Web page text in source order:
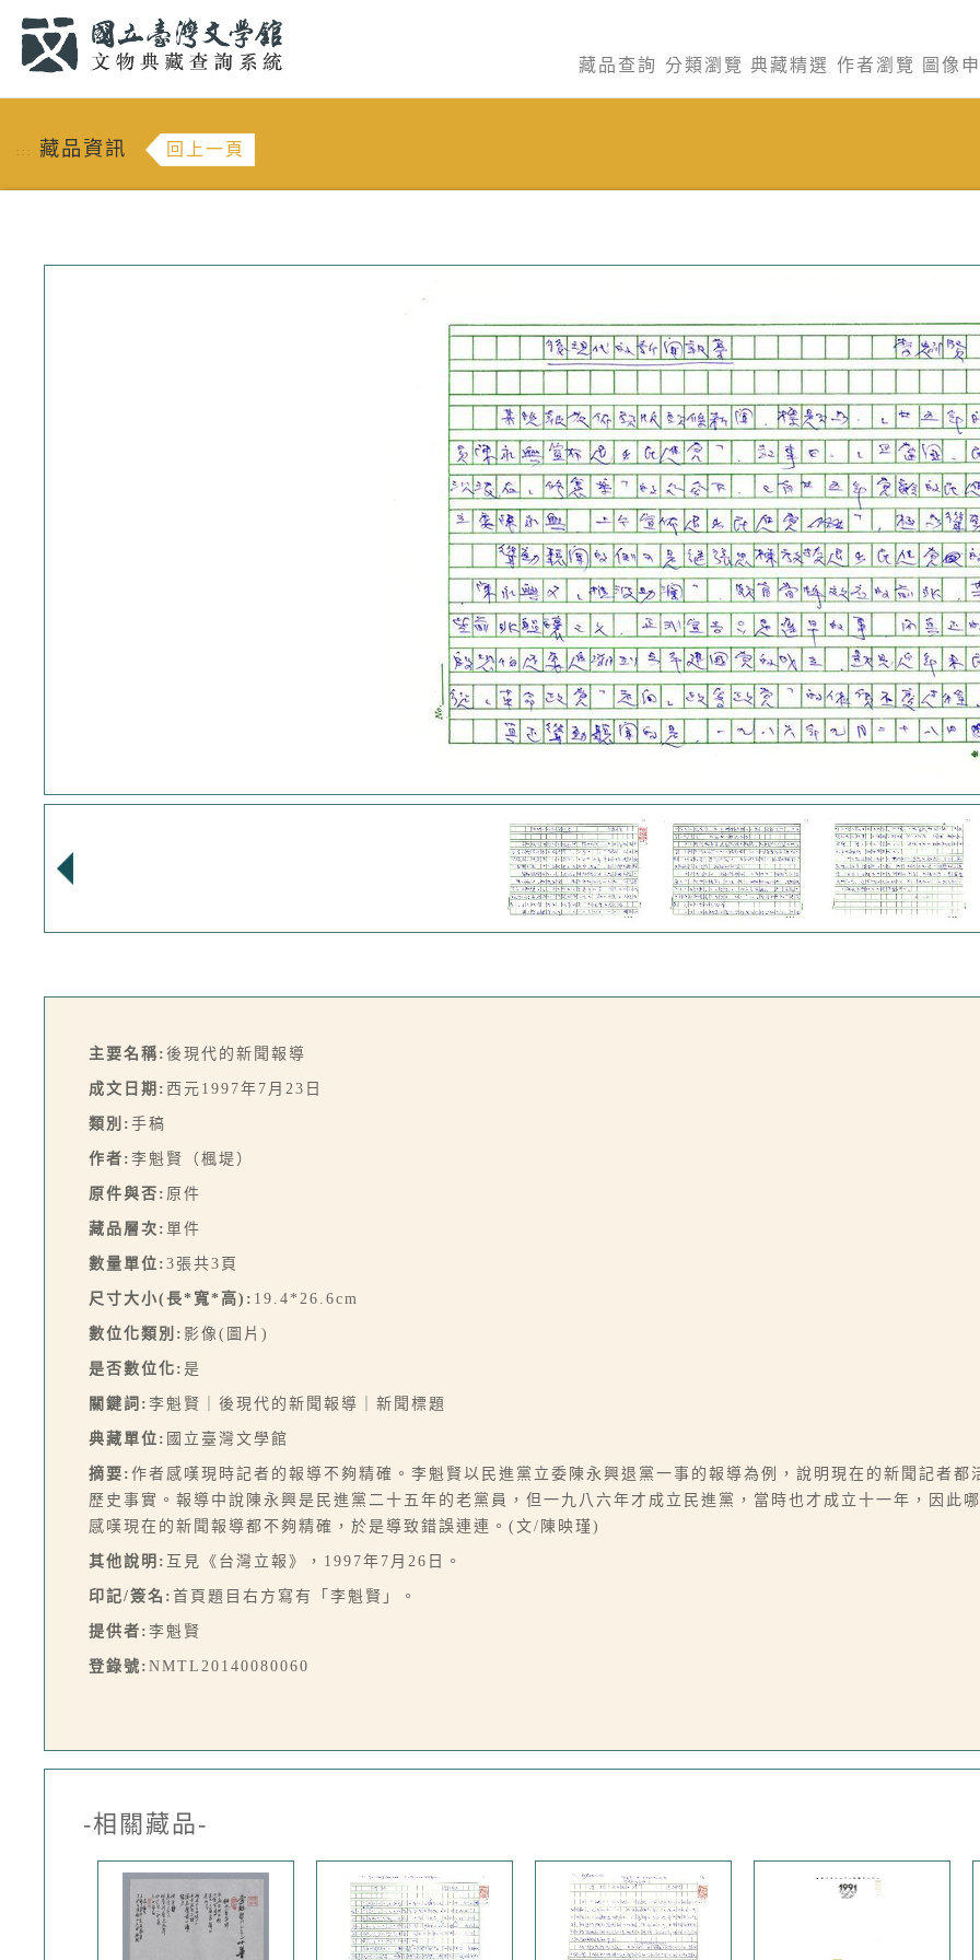
藏品查詢 分類瀏覽 典藏精選 作者瀏覽 圖像
::: 藏品資訊 回上一頁
主要名稱: 後現代的新聞報導
成文日期: 西元1997年7月23日
類別: 手稿
作者: 李魁賢（楓堤）
原件與否: 原件
藏品層次: 單件
數量單位: 3張共3頁
尺寸大小(長*寬*高): 19.4*26.6cm
數位化類別: 影像(圖片)
是否數位化: 是
關鍵詞: 李魁賢｜後現代的新聞報導｜新聞標題
典藏單位: 國立臺灣文學館
摘要: 作者感嘆現時記者的報導不夠精確。李魁賢以民進黨立委陳永興退黨一事的報導為例，說明現在的新聞記者
歷史事實。報導中說陳永興是民進黨二十五年的老黨員，但一九八六年才成立民進黨，當時也才成立十一年，因此
感嘆現在的新聞報導都不夠精確，於是導致錯誤連連。(文/陳映瑾)
其他說明: 互見《台灣立報》，1997年7月26日。
印記/簽名: 首頁題目右方寫有「李魁賢」。
提供者: 李魁賢
登錄號: NMTL20140080060
-相關藏品-